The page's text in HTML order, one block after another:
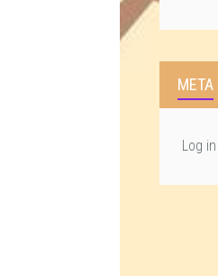
META
Log in